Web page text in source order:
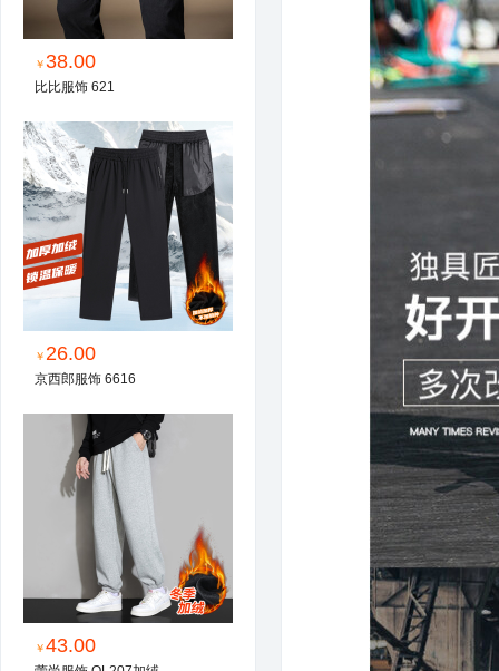
￥38.00
比比服饰 621
￥ 26.00
京西郎服饰 6616
￥43.00